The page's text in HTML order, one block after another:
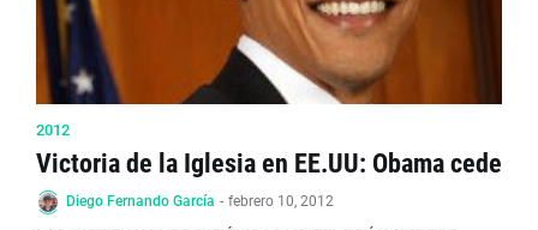
2012
Victoria de la Iglesia en EE.UU: Obama cede
Diego Fernando García - febrero 10, 2012